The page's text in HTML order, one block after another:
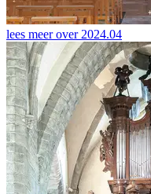
lees meer over2024.04